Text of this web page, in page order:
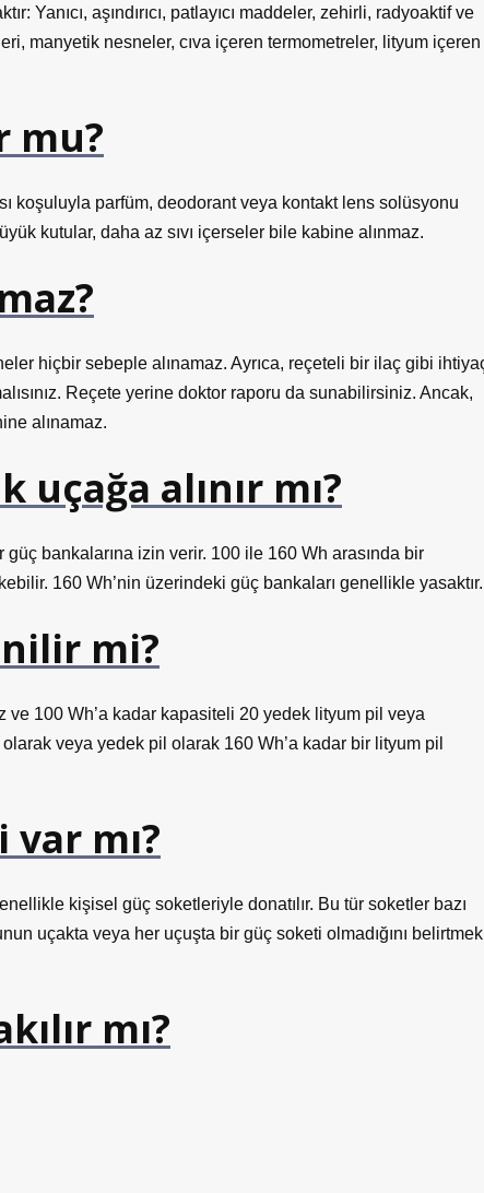
Yanıcı, aşındırıcı, patlayıcı maddeler, zehirli, radyoaktif ve
manyetik nesneler, cıva içeren termometreler, lityum içeren
mu?
koşuluyla parfüm, deodorant veya kontakt lens solüsyonu
kutular, daha az sıvı içerseler bile kabine alınmaz.
hiçbir sebeple alınamaz. Ayrıca, reçeteli bir ilaç gibi
Reçete yerine doktor raporu da sunabilirsiniz. Ancak,
alınamaz.
alınır mı?
bankalarına izin verir. 100 ile 160 Wh arasında bir
160 Wh’nin üzerindeki güç bankaları genellikle yasaktır.
mi?
100 Wh’a kadar kapasiteli 20 yedek lityum pil veya
veya yedek pil olarak 160 Wh’a kadar bir lityum pil
mı?
kişisel güç soketleriyle donatılır. Bu tür soketler bazı
uçakta veya her uçuşta bir güç soketi olmadığını belirtmek
mı?